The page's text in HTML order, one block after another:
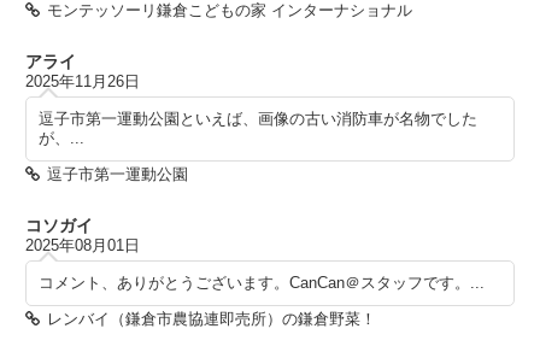
モンテッソーリ鎌倉こどもの家 インターナショナル
アライ
2025年11月26日
逗子市第一運動公園といえば、画像の古い消防車が名物でした
が、...
逗子市第一運動公園
コソガイ
2025年08月01日
コメント、ありがとうございます。CanCan＠スタッフです。...
レンバイ（鎌倉市農協連即売所）の鎌倉野菜！